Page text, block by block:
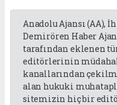
Anadolu Ajansı (AA),
Demirören Haber
tarafından eklenen
editörlerinin
kanallarından
alan hukuki
sitemizin hiç bir